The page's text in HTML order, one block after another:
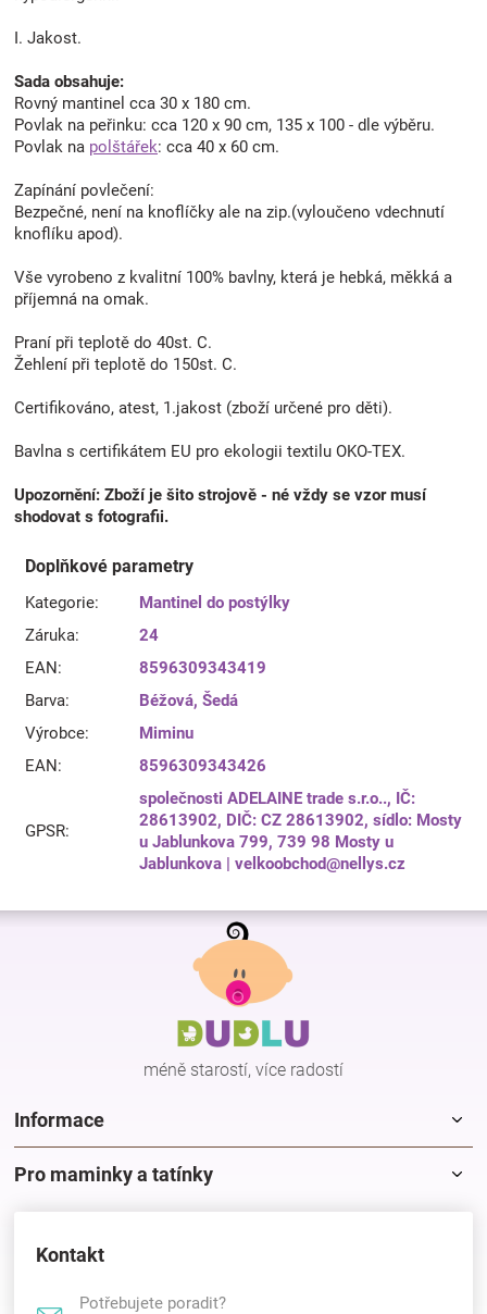
I. Jakost.
Sada obsahuje:
Rovný mantinel cca 30 x 180 cm.
Povlak na peřinku: cca 120 x 90 cm, 135 x 100 - dle výběru.
Povlak na polštářek: cca 40 x 60 cm.
Zapínání povlečení:
Bezpečné, není na knoflíčky ale na zip.(vyloučeno vdechnutí
knoflíku apod).
Vše vyrobeno z kvalitní 100% bavlny, která je hebká, měkká a
příjemná na omak.
Praní při teplotě do 40st. C.
Žehlení při teplotě do 150st. C.
Certifikováno, atest, 1.jakost (zboží určené pro děti).
Bavlna s certifikátem EU pro ekologii textilu OKO-TEX.
Upozornění: Zboží je šito strojově - né vždy se vzor musí
shodovat s fotografii.
Doplňkové parametry
Kategorie:
Mantinel do postýlky
Záruka:
24
EAN:
8596309343419
Barva: Béžová, Šedá
Výrobce:
Miminu
EAN: 8596309343426
GPSR:
společnosti ADELAINE trade s.r.o.., IČ:
28613902, DIČ: CZ 28613902, sídlo: Mosty
u Jablunkova 799, 739 98 Mosty u
Jablunkova | velkoobchod@nellys.cz
Z
méně starostí, více radostí
Informace
Pro maminky a tatínky
Kontakt
Potřebujete poradit?